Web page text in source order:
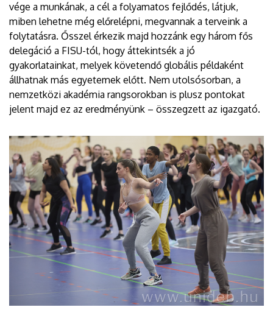
vége a munkának, a cél a folyamatos fejlődés, látjuk,
miben lehetne még előrelépni, megvannak a terveink a
folytatásra. Ősszel érkezik majd hozzánk egy három fős
delegáció a FISU-tól, hogy áttekintsék a jó
gyakorlatainkat, melyek követendő globális példaként
állhatnak más egyetemek előtt. Nem utolsósorban, a
nemzetközi akadémia rangsorokban is plusz pontokat
jelent majd ez az eredményünk – összegzett az igazgató.